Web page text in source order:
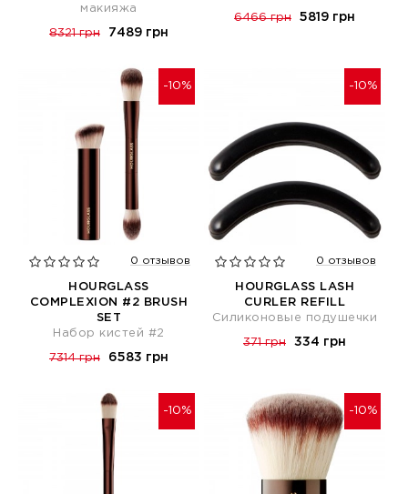
макияжа
8321 грн 7489 грн
6466 грн 5819 грн
-10%
0 отзывов
HOURGLASS
COMPLEXION #2 BRUSH
SET
Набор кистей #2
7314 грн 6583 грн
-10%
0 отзывов
HOURGLASS LASH
CURLER REFILL
Cиликоновые подушечки
371 грн 334 грн
-10% -10%